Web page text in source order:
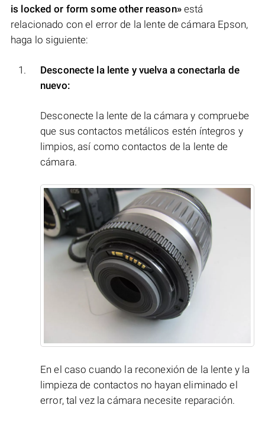
is locked or form some other reason»está
relacionado con el error de la lente de cámara Epson,
haga lo siguiente:
Desconecte la lente y vuelva a conectarla de
nuevo:
Desconecte la lente de la cámara y compruebe
que sus contactos metálicos estén íntegros y
limpios, así como contactos de la lente de
cámara.
En el caso cuando la reconexión de la lente y la
limpieza de contactos no hayan eliminado el
error, tal vez la cámara necesite reparación.